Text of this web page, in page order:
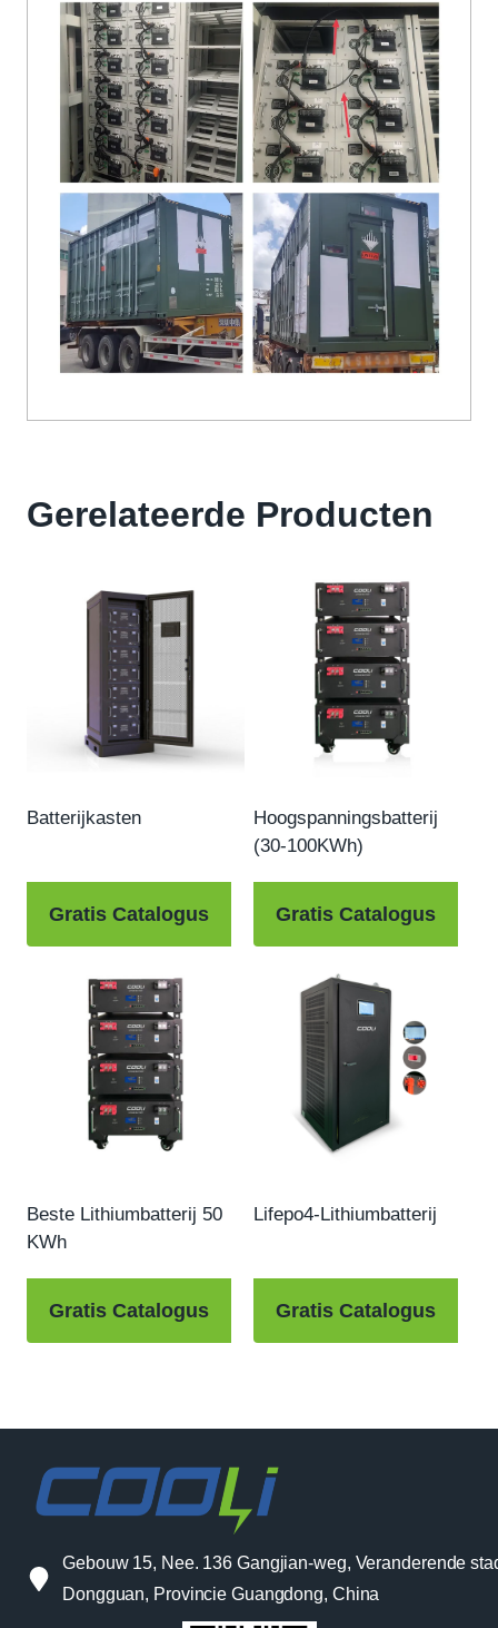
Gerelateerde Producten
Batterijkasten
Gratis Catalogus
Hoogspanningsbatterij
(30-100KWh)
Gratis Catalogus
Beste Lithiumbatterij 50
KWh
Gratis Catalogus
Lifepo4-Lithiumbatterij
Gratis Catalogus
Gebouw 15, Nee. 136 Gangjian-weg, Veranderende
Dongguan, Provincie Guangdong, China